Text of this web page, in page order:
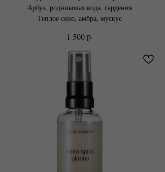
Арбуз, родниковая вода, гардения
Теплое сено, амбра, мускус
1 500р.